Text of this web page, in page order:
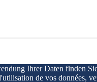
Ihrer Daten finden
de vos données,